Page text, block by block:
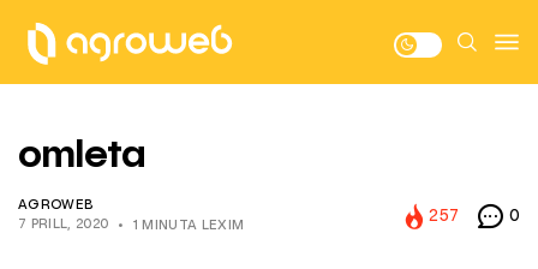
omleta
AGROWEB
7 PRILL, 2020
1 MINUTA LEXIM
257 0